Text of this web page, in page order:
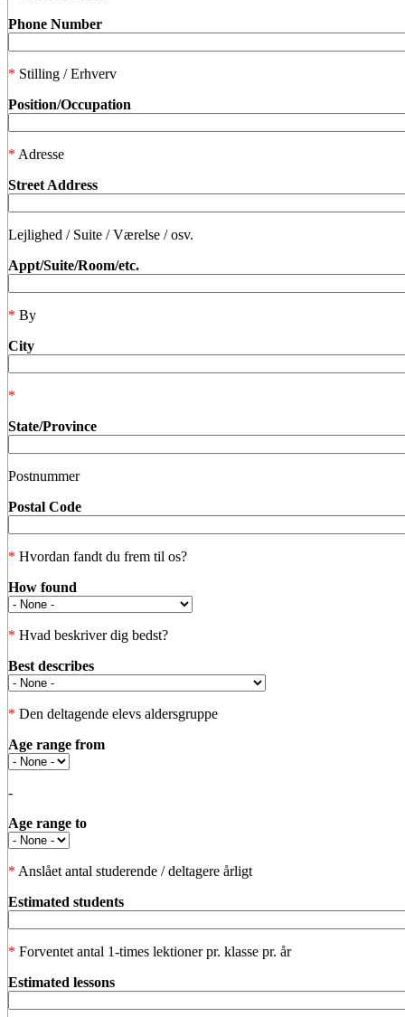
Phone Number
* Stilling / Erhverv
Position/Occupation
* Adresse
Street Address
Lejlighed / Suite / Værelse / osv.
Appt/Suite/Room/etc.
* By
City
*
State/Province
Postnummer
Postal Code
* Hvordan fandt du frem til os?
How found
* Hvad beskriver dig bedst?
Best describes
* Den deltagende elevs aldersgruppe
Age range from
-
Age range to
* Anslået antal studerende / deltagere årligt
Estimated students
* Forventet antal 1-times lektioner pr. klasse pr. år
Estimated lessons